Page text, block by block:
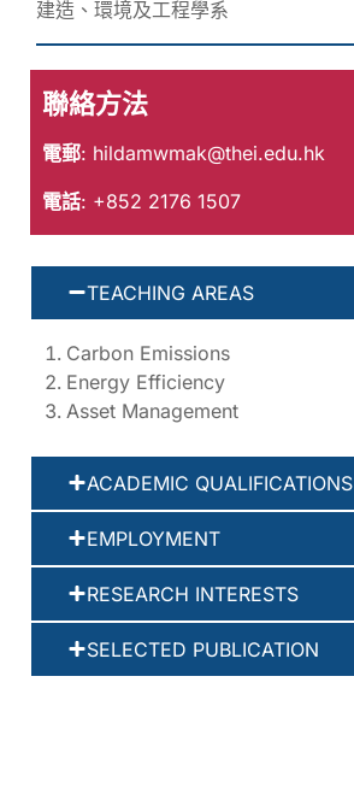
建造、環境及工程學系
聯絡方法
電郵: hildamwmak@thei.edu.hk
電話: +852 2176 1507
TEACHING AREAS
Carbon Emissions
Energy Efficiency
Asset Management
ACADEMIC QUALIFICATIONS
EMPLOYMENT
RESEARCH INTERESTS
SELECTED PUBLICATION